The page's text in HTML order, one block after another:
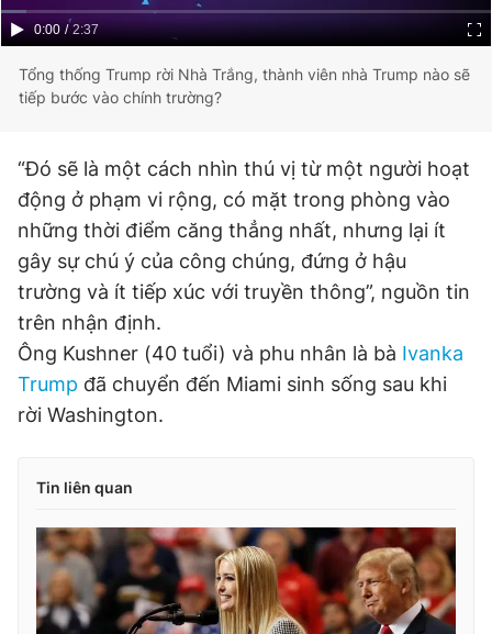
Current
0:00 / Duration
2:37
Tổng thống Trump rời Nhà Trắng, thành viên nhà Trump nào sẽ
tiếp bước vào chính trường?
“Đó sẽ là một cách nhìn thú vị từ một người hoạt
động ở phạm vi rộng, có mặt trong phòng vào
những thời điểm căng thẳng nhất, nhưng lại ít
gây sự chú ý của công chúng, đứng ở hậu
trường và ít tiếp xúc với truyền thông”, nguồn tin
trên nhận định.
Ông Kushner (40 tuổi) và phu nhân là bà Ivanka
Trump đã chuyển đến Miami sinh sống sau khi
rời Washington.
Tin liên quan